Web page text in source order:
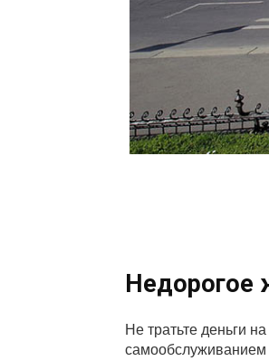
Недорогое
Не тратьте деньги